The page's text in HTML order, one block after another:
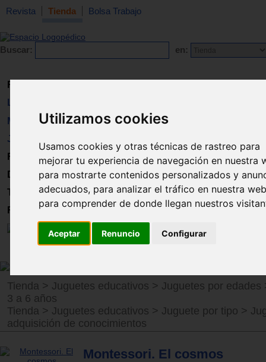
Utilizamos cookies
Usamos cookies y otras técnicas de rastreo para
mejorar tu experiencia de navegación en nuestra
para mostrarte contenidos personalizados y
adecuados, para analizar el tráfico en nuestra
para comprender de donde llegan nuestros
Aceptar Renuncio Configurar
Revista Tienda Bolsa Trabajo
Buscar: en:
Revista
Libros
Material
Juguetes
Formación
Directorio
Trabajo
Registro
Tienda > Juguetes educativos > Juguetes por edades
3 a 6 años
Tienda > Juguetes educativos > Juguete por tipo >
adquisición de conocimientos
Montessori. El cosmos